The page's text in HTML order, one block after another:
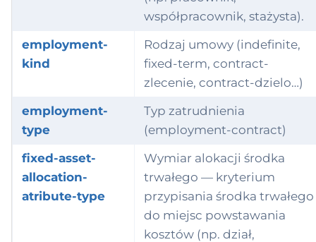
współpracownik, stażysta).
employment-
kind
Rodzaj umowy (indefinite,
fixed-term, contract-
zlecenie, contract-dzielo…)
employment-
type
Typ zatrudnienia
(employment-contract)
fixed-asset-
allocation-
atribute-type
Wymiar alokacji środka
trwałego — kryterium
przypisania środka trwałego
do miejsc powstawania
kosztów (np. dział,